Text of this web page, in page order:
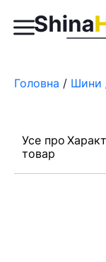
Головна / Шини
Усе про
товар